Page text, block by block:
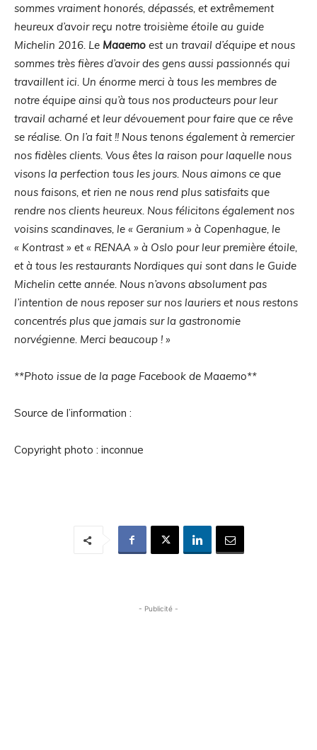
sommes vraiment honorés, dépassés, et extrêmement
heureux d’avoir reçu notre troisième étoile au guide
Michelin 2016. Le Maaemo est un travail d’équipe et nous
sommes très fières d’avoir des gens aussi passionnés qui
travaillent ici. Un énorme merci à tous les membres de
notre équipe ainsi qu’à tous nos producteurs pour leur
travail acharné et leur dévouement pour faire que ce rêve
se réalise. On l’a fait !! Nous tenons également à remercier
nos fidèles clients. Vous êtes la raison pour laquelle nous
visons la perfection tous les jours. Nous aimons ce que
nous faisons, et rien ne nous rend plus satisfaits que
rendre nos clients heureux. Nous félicitons également nos
voisins scandinaves, le « Geranium » à Copenhague, le
« Kontrast » et « RENAA » à Oslo pour leur première étoile,
et à tous les restaurants Nordiques qui sont dans le Guide
Michelin cette année. Nous n’avons absolument pas
l’intention de nous reposer sur nos lauriers et nous restons
concentrés plus que jamais sur la gastronomie
norvégienne. Merci beaucoup ! »
**Photo issue de la page Facebook de Maaemo**
Source de l’information :
Copyright photo : inconnue
- Publicité -